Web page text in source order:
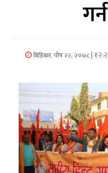
मनाेरञ्जन
विज्ञान
प्रविधि
अन्तरर्वार्ता
विचार/
ब्लग
बिहिबार, पौष २२, २०७८|